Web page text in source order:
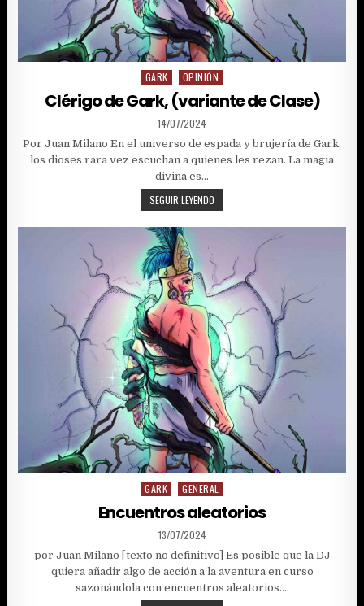
Posted
GARK OPINIÓN
Clérigo de Gark, (variante de Clase)
PUBLISHED
DATE:
14/07/2024
Por Juan Milano En el universo de espada y brujería de Gark,
los dioses rara vez escuchan a quienes les rezan. La magia
divina es…
SEGUIR LEYENDO
DE
GARK,
CLASE)
Posted
GARK GENERAL
Encuentros aleatorios
PUBLISHED
DATE:
13/07/2024
por Juan Milano [texto no definitivo] Es posible que la DJ
quiera añadir algo de acción a la aventura en curso
sazonándola con encuentros aleatorios….